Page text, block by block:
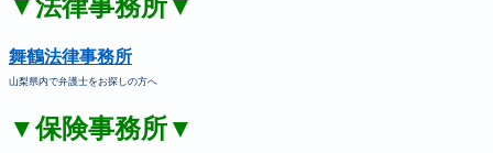
▼法律事務所▼
舞鶴法律事務所
山梨県内で弁護士をお探しの方へ
▼保険事務所▼